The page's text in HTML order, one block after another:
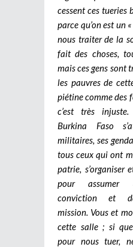
cessent ces tueries
parce qu’on est un
nous traiter de la
fait des choses,
mais ces gens sont
les pauvres de
piétine comme des
c’est très
Burkina Faso
militaires, ses
tous ceux qui ont
patrie, s’organiser
pour assumer
conviction et
mission. Vous et
cette salle ; si
pour nous tuer,